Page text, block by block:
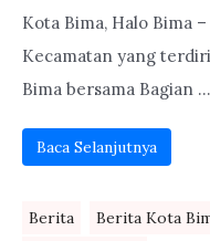
Kota Bima, Halo Bima
Kecamatan yang
Bima bersama Bagian ...
Baca Selanjutnya
Berita Berita Kota